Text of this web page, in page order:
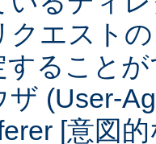
クエスト
すること
ザ (User-
[意図